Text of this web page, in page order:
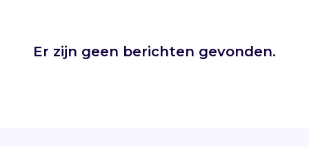
Er zijn geen berichten gevonden.